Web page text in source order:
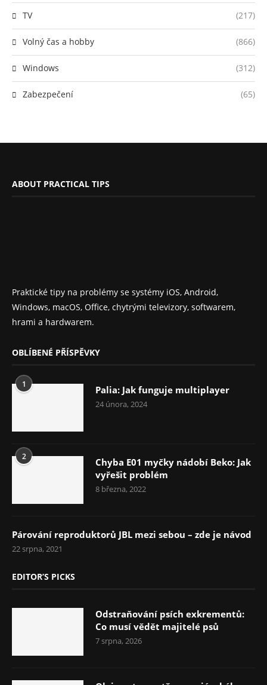
TV (217)
Volný čas a hobby (866)
Windows (312)
Zabezpečení (65)
ABOUT PRACTICAL TIPS
Praktické tipy na problémy se systémy iOS, Android,
Windows, macOS, Office, chytrými televizory, softwarem,
hrami a hardwarem.
OBLÍBENÉ PŘÍSPĚVKY
1 Palia: Jak funguje multiplayer
24 února, 2024
2
Chyba E01 myčky nádobí Beko: Jak
vyřešit problém
8 března, 2022
Párování reproduktorů JBL mezi sebou – zde je návod
22 srpna, 2021
EDITOR’S PICKS
Odstraňování psích exkrementů:
Co musí vědět majitelé psů
7 srpna, 2026